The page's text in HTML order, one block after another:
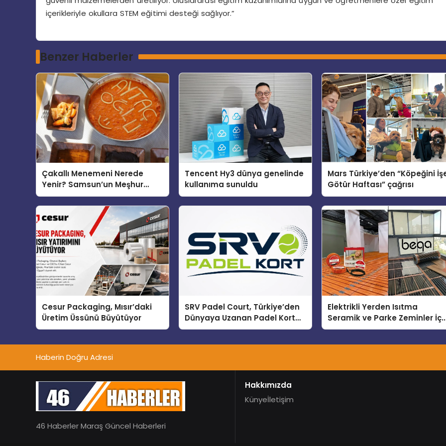
içerikleriyle okullara STEM eğitimi desteği sağlıyor.”
Benzer Haberler
Çakallı Menemeni Nerede
Yenir? Samsun’un Meşhur
Lezzet Durakları
Tencent Hy3 dünya genelinde
kullanıma sunuldu
Mars Türkiye’den “Köpeğini
Götür Haftası” çağrısı
Cesur Packaging, Mısır’daki
Üretim Üssünü Büyütüyor
SRV Padel Court, Türkiye’den
Dünyaya Uzanan Padel Kort
Üretiminde Güvenin Adresi
Elektrikli Yerden Isıtma
Seramik ve Parke Zeminler
En Verimli Çözümler
Haberin Doğru Adresi
46 Haberler Maraş Güncel Haberleri
Hakkımızda
Künyeİletişim